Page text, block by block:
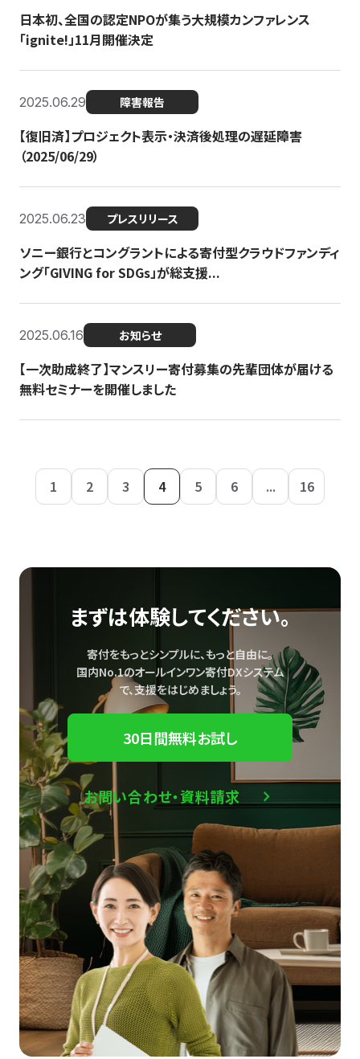
日本初、全国の認定NPOが集う大規模カンファレンス
「ignite!」11月開催決定
2025.06.29 障害報告
【復旧済】プロジェクト表示・決済後処理の遅延障害
（2025/06/29）
2025.06.23 プレスリリース
ソニー銀行とコングラントによる寄付型クラウドファンディ
ング「GIVING for SDGs」が総支援...
2025.06.16 お知らせ
【一次助成終了】マンスリー寄付募集の先輩団体が届ける
無料セミナーを開催しました
1 2 3 4 5 6 ... 16
まずは体験してください。
寄付をもっとシンプルに、もっと自由に。
国内No.1のオールインワン寄付DXシステム
で、支援をはじめましょう。
30日間無料お試し
お問い合わせ・資料請求